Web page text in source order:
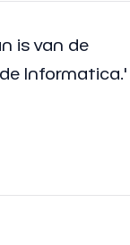
is van de
Informatica.'